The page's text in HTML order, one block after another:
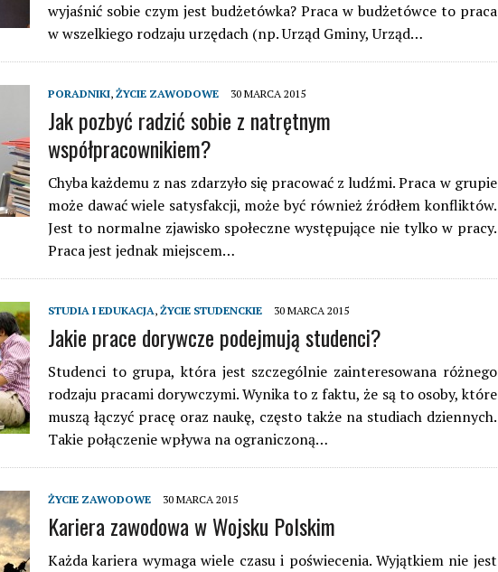
wyjaśnić sobie czym jest budżetówka? Praca w budżetówce to praca
w wszelkiego rodzaju urzędach (np. Urząd Gminy, Urząd…
PORADNIKI, ŻYCIE ZAWODOWE 30 MARCA 2015
Jak pozbyć radzić sobie z natrętnym
współpracownikiem?
Chyba każdemu z nas zdarzyło się pracować z ludźmi. Praca w grupie
może dawać wiele satysfakcji, może być również źródłem konfliktów.
Jest to normalne zjawisko społeczne występujące nie tylko w pracy.
Praca jest jednak miejscem…
STUDIA I EDUKACJA, ŻYCIE STUDENCKIE 30 MARCA 2015
Jakie prace dorywcze podejmują studenci?
Studenci to grupa, która jest szczególnie zainteresowana różnego
rodzaju pracami dorywczymi. Wynika to z faktu, że są to osoby, które
muszą łączyć pracę oraz naukę, często także na studiach dziennych.
Takie połączenie wpływa na ograniczoną…
ŻYCIE ZAWODOWE 30 MARCA 2015
Kariera zawodowa w Wojsku Polskim
Każda kariera wymaga wiele czasu i poświecenia. Wyjątkiem nie jest